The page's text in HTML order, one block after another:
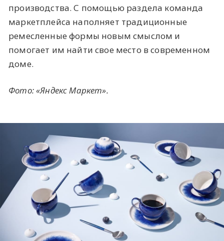
производства. С помощью раздела команда
маркетплейса наполняет традиционные
ремесленные формы новым смыслом и
помогает им найти свое место в современном
доме.
Фото: «Яндекс Маркет».